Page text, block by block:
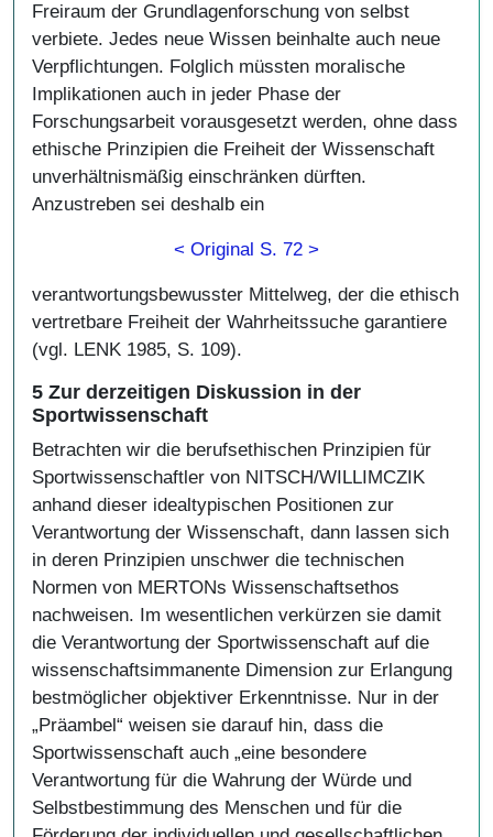
Freiraum der Grundlagenforschung von selbst
verbiete. Jedes neue Wissen beinhalte auch neue
Verpflichtungen. Folglich müssten moralische
Implikationen auch in jeder Phase der
Forschungsarbeit vorausgesetzt werden, ohne dass
ethische Prinzipien die Freiheit der Wissenschaft
unverhältnismäßig einschränken dürften.
Anzustreben sei deshalb ein
< Original S. 72 >
verantwortungsbewusster Mittelweg, der die ethisch
vertretbare Freiheit der Wahrheitssuche garantiere
(vgl. LENK 1985, S. 109).
5 Zur derzeitigen Diskussion in der
Sportwissenschaft
Betrachten wir die berufsethischen Prinzipien für
Sportwissenschaftler von NITSCH/WILLIMCZIK
anhand dieser idealtypischen Positionen zur
Verantwortung der Wissenschaft, dann lassen sich
in deren Prinzipien unschwer die technischen
Normen von MERTONs Wissenschaftsethos
nachweisen. Im wesentlichen verkürzen sie damit
die Verantwortung der Sportwissenschaft auf die
wissenschaftsimmanente Dimension zur Erlangung
bestmöglicher objektiver Erkenntnisse. Nur in der
„Präambel“ weisen sie darauf hin, dass die
Sportwissenschaft auch „eine besondere
Verantwortung für die Wahrung der Würde und
Selbstbestimmung des Menschen und für die